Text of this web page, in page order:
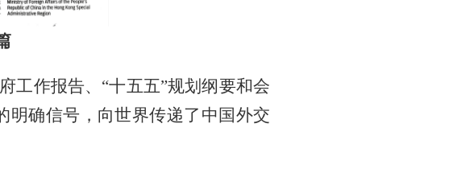
工作报告、“十五五”规划纲要和会
明确信号，向世界传递了中国外交